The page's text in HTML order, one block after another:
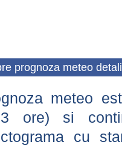
prognoza meteo
meteo
si
cu